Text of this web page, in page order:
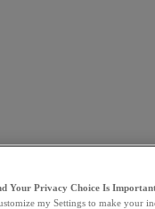
Your Privacy Choice Is
my Settings to make your